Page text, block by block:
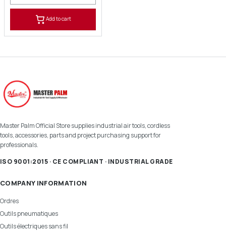
Add to cart
Master Palm Official Store supplies industrial air tools, cordless
tools, accessories, parts and project purchasing support for
professionals.
ISO 9001:2015 · CE COMPLIANT · INDUSTRIAL GRADE
COMPANY INFORMATION
Ordres
Outils pneumatiques
Outils électriques sans fil